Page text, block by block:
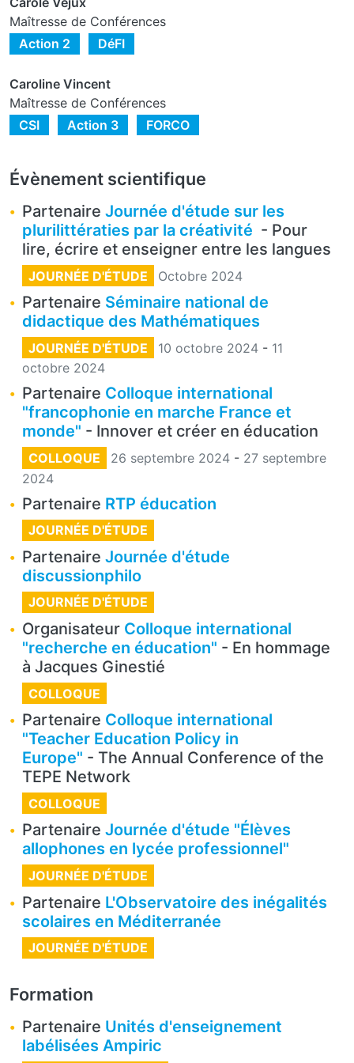
Maîtresse de Conférences
Action 2
DéFI
Caroline Vincent
Maîtresse de Conférences
CSI
Action 3 FORCO
Évènement scientifique
Partenaire Journée d'étude sur les
plurilittératies par la créativité - Pour
lire, écrire et enseigner entre les langues
JOURNÉE D'ÉTUDE Octobre 2024
Partenaire Séminaire national de
didactique des Mathématiques
JOURNÉE D'ÉTUDE 10 octobre 2024 - 11
octobre 2024
Partenaire Colloque international
"francophonie en marche France et
monde" - Innover et créer en éducation
COLLOQUE 26 septembre 2024 - 27 septembre
2024
Partenaire RTP éducation
JOURNÉE D'ÉTUDE
Partenaire Journée d'étude
discussionphilo
JOURNÉE D'ÉTUDE
Organisateur Colloque international
"recherche en éducation" - En hommage
à Jacques Ginestié
COLLOQUE
Partenaire Colloque international
"Teacher Education Policy in
Europe" - The Annual Conference of the
TEPE Network
COLLOQUE
Partenaire Journée d'étude "Élèves
allophones en lycée professionnel"
JOURNÉE D'ÉTUDE
Partenaire L'Observatoire des inégalités
scolaires en Méditerranée
JOURNÉE D'ÉTUDE
Formation
Partenaire Unités d'enseignement
labélisées Ampiric